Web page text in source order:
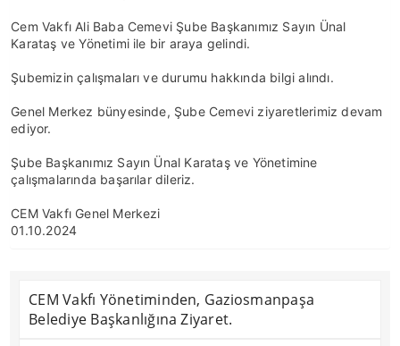
Cem Vakfı Ali Baba Cemevi Şube Başkanımız Sayın Ünal
Karataş ve Yönetimi ile bir araya gelindi.
Şubemizin çalışmaları ve durumu hakkında bilgi alındı.
Genel Merkez bünyesinde, Şube Cemevi ziyaretlerimiz devam
ediyor.
Şube Başkanımız Sayın Ünal Karataş ve Yönetimine
çalışmalarında başarılar dileriz.
CEM Vakfı Genel Merkezi
01.10.2024
CEM Vakfı Yönetiminden, Gaziosmanpaşa
Belediye Başkanlığına Ziyaret.